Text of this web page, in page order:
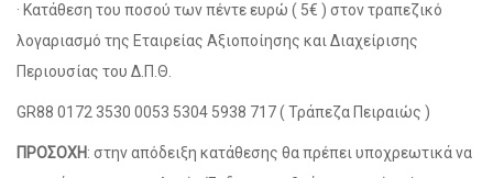
· Κατάθεση του ποσού των πέντε ευρώ ( 5€ ) στον τραπεζικό
λογαριασμό της Εταιρείας Αξιοποίησης και Διαχείρισης
Περιουσίας του Δ.Π.Θ.
GR88 0172 3530 0053 5304 5938 717 ( Τράπεζα Πειραιώς )
ΠΡΟΣΟΧΗ: στην απόδειξη κατάθεσης θα πρέπει υποχρεωτικά να